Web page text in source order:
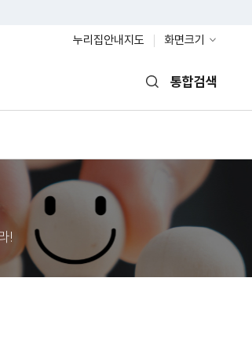
누리집안내지도 화면크기
통합검색
!